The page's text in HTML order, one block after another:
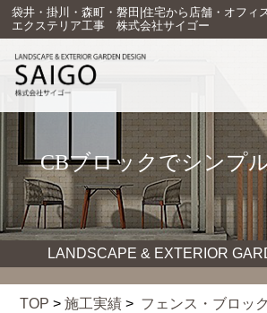
袋井・掛川・森町・磐田|住宅から店舗・オフィ
エクステリア工事 株式会社サイゴー
CBブロックでシンプ
LANDSCAPE & EXTERIOR
TOP >施工実績 > フェンス・ブロック